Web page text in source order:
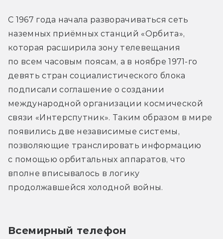
С 1967 года начала разворачиваться сеть
наземных приёмных станций «Орбита»,
которая расширила зону телевещания
по всем часовым поясам, а в ноябре 1971-го
девять стран социалистического блока
подписали соглашение о создании
международной организации космической
связи «Интерспутник». Таким образом в мире
появились две независимые системы,
позволяющие транслировать информацию
с помощью орбитальных аппаратов, что
вполне вписывалось в логику
продолжавшейся холодной войны.
Всемирный телефон